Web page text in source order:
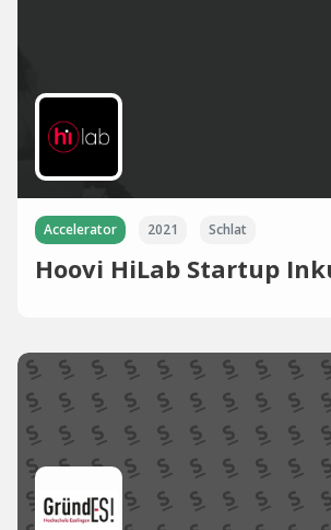
Accelerator 2021 Schlat
Hoovi HiLab Startup